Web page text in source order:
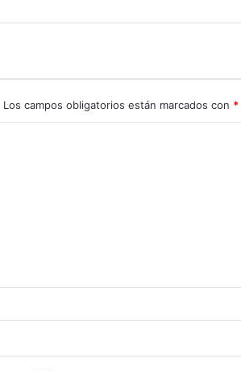
Los campos obligatorios están marcados con *